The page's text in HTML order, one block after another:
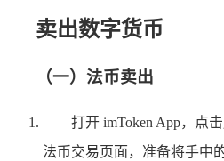
卖出数字货币
（一）法币卖出
打开 imToken App，点
法币交易页面，准备将手中